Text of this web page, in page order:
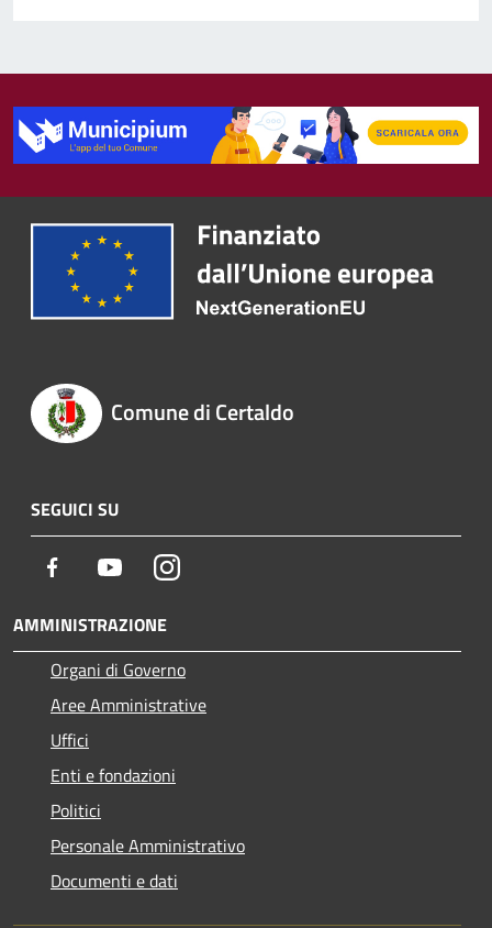
Comune di Certaldo
SEGUICI SU
Facebook YoutubeInstagram
AMMINISTRAZIONE
Organi di Governo
Aree Amministrative
Uffici
Enti e fondazioni
Politici
Personale Amministrativo
Documenti e dati